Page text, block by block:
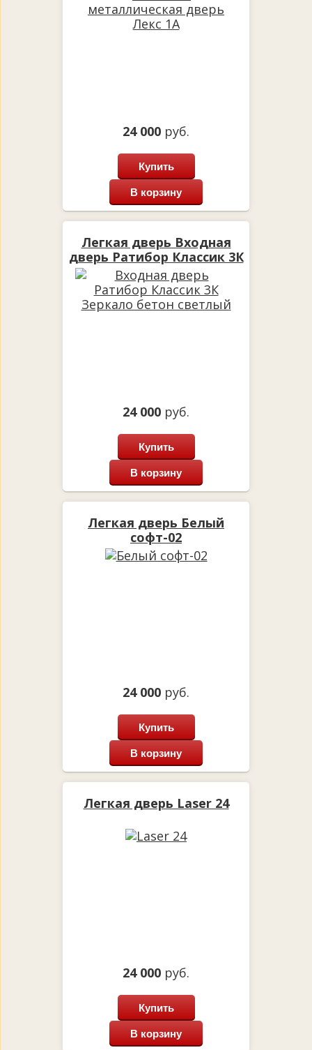
24 000 руб.
Купить
В корзину
Легкая дверь Входная
дверь Ратибор Классик 3К
Зеркало бетон светлый
24 000 руб.
Купить
В корзину
Легкая дверь Белый
софт-02
24 000 руб.
Купить
В корзину
Легкая дверь Laser 24
24 000 руб.
Купить
В корзину